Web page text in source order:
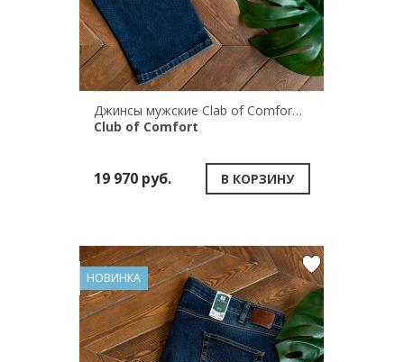
Джинсы мужские Clab of Comfort HENRY 6816/140
Club of Comfort
19 970 руб. В КОРЗИНУ
НОВИНКА